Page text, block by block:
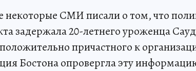
некоторые СМИ писали о том, что
задержала 20-летнего уроженца
причастного к
Бостона опровергла эту